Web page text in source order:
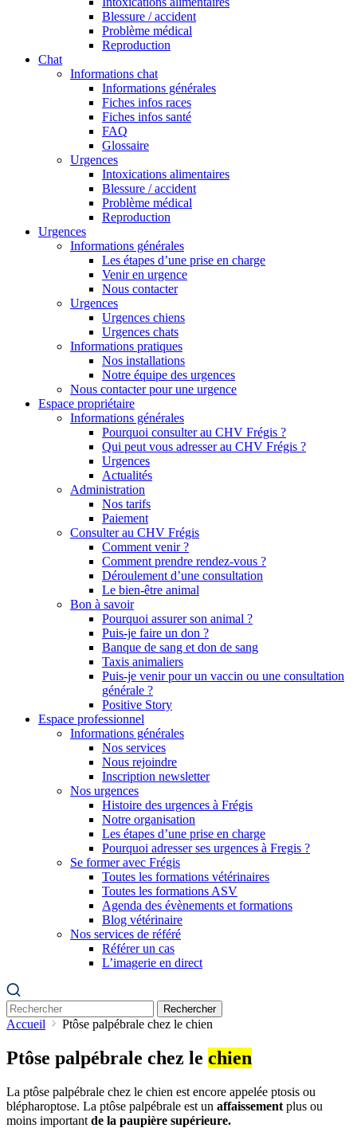
Blessure / accident
Problème médical
Reproduction
Chat
Informations chat
Informations générales
Fiches infos races
Fiches infos santé
FAQ
Glossaire
Urgences
Intoxications alimentaires
Blessure / accident
Problème médical
Reproduction
Urgences
Informations générales
Les étapes d’une prise en charge
Venir en urgence
Nous contacter
Urgences
Urgences chiens
Urgences chats
Informations pratiques
Nos installations
Notre équipe des urgences
Nous contacter pour une urgence
Espace propriétaire
Informations générales
Pourquoi consulter au CHV Frégis ?
Qui peut vous adresser au CHV Frégis ?
Urgences
Actualités
Administration
Nos tarifs
Paiement
Consulter au CHV Frégis
Comment venir ?
Comment prendre rendez-vous ?
Déroulement d’une consultation
Le bien-être animal
Bon à savoir
Pourquoi assurer son animal ?
Puis-je faire un don ?
Banque de sang et don de sang
Taxis animaliers
Puis-je venir pour un vaccin ou une consultation
générale ?
Positive Story
Espace professionnel
Informations générales
Nos services
Nous rejoindre
Inscription newsletter
Nos urgences
Histoire des urgences à Frégis
Notre organisation
Les étapes d’une prise en charge
Pourquoi adresser ses urgences à Fregis ?
Se former avec Frégis
Toutes les formations vétérinaires
Toutes les formations ASV
Agenda des évènements et formations
Blog vétérinaire
Nos services de référé
Référer un cas
L’imagerie en direct
Rechercher
Accueil Ptôse palpébrale chez le chien
Ptôse palpébrale chez le chien
La ptôse palpébrale chez le chien est encore appelée ptosis ou
blépharoptose. La ptôse palpébrale est un affaissement plus ou
moins important de la paupière supérieure.